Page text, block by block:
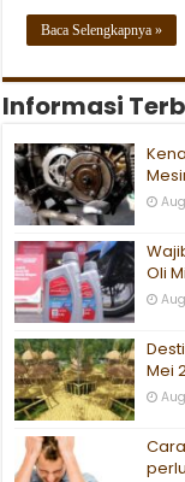
Baca Selengkapnya »
Informasi
Oli
Mei